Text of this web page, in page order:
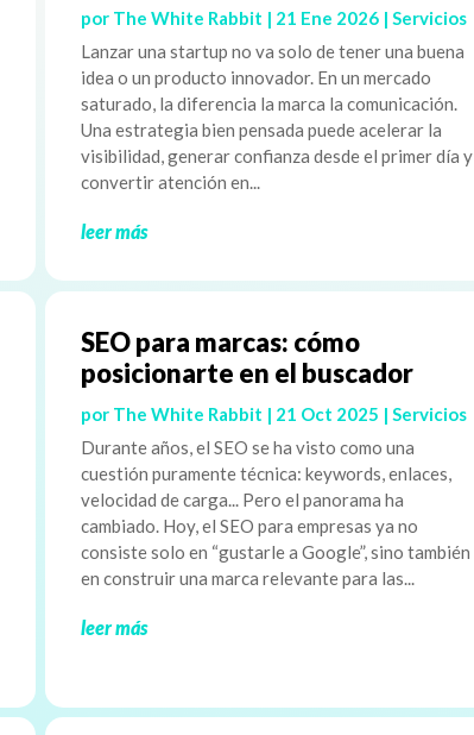
por The White Rabbit | 21 Ene 2026| Servicios
Lanzar una startup no va solo de tener una buena
idea o un producto innovador. En un mercado
saturado, la diferencia la marca la comunicación.
Una estrategia bien pensada puede acelerar la
visibilidad, generar confianza desde el primer día y
convertir atención en...
leer más
SEO para marcas: cómo
posicionarte en el buscador
por The White Rabbit | 21 Oct 2025 | Servicios
Durante años, el SEO se ha visto como una
cuestión puramente técnica: keywords, enlaces,
velocidad de carga... Pero el panorama ha
cambiado. Hoy, el SEO para empresas ya no
consiste solo en “gustarle a Google”, sino también
en construir una marca relevante para las...
leer más